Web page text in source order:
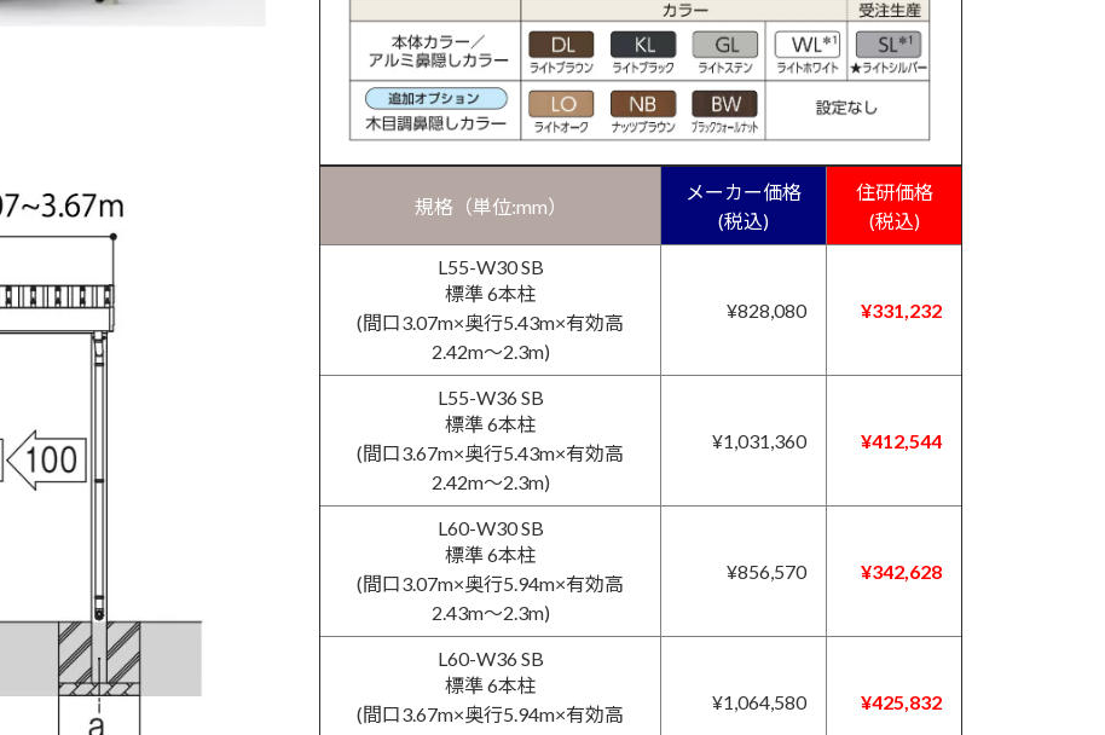
規格（単位:mm）
メーカー価格
(税込)
住研価格
(税込)
L55-W30 SB
標準 6本柱
(間口3.07m×奥行5.43m×有効高
2.42m〜2.3m)
¥828,080 ¥331,232
L55-W36 SB
標準 6本柱
(間口3.67m×奥行5.43m×有効高
2.42m〜2.3m)
¥1,031,360 ¥412,544
L60-W30 SB
標準 6本柱
(間口3.07m×奥行5.94m×有効高
2.43m〜2.3m)
¥856,570 ¥342,628
L60-W36 SB
標準 6本柱
(間口3.67m×奥行5.94m×有効高
¥1,064,580 ¥425,832